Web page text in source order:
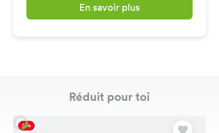
En savoir plus
Réduit pour toi
Sale